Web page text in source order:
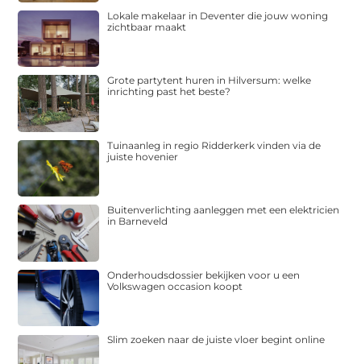
Lokale makelaar in Deventer die jouw woning
zichtbaar maakt
Grote partytent huren in Hilversum: welke
inrichting past het beste?
Tuinaanleg in regio Ridderkerk vinden via de
juiste hovenier
Buitenverlichting aanleggen met een elektricien
in Barneveld
Onderhoudsdossier bekijken voor u een
Volkswagen occasion koopt
Slim zoeken naar de juiste vloer begint online